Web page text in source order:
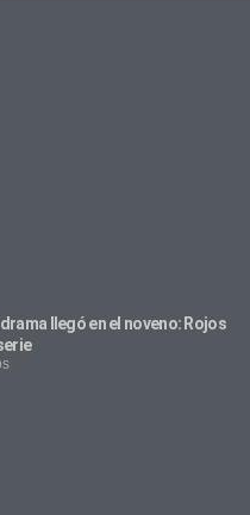
llegó en el noveno: Rojos